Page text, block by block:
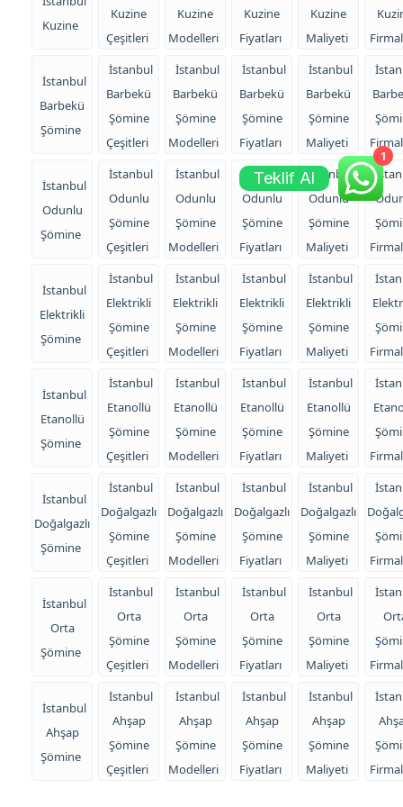
Kuzine
Kuzine
Çeşitleri
Kuzine
Modelleri
Kuzine
Fiyatları
Kuzine
Maliyeti
İstanbul
Barbekü
Şömine
İstanbul
Barbekü
Şömine
Çeşitleri
İstanbul
Barbekü
Şömine
Modelleri
İstanbul
Barbekü
Şömine
Fiyatları
İstanbul
Barbekü
Şömine
Maliyeti
İstanbul
Odunlu
Şömine
İstanbul
Odunlu
Şömine
Çeşitleri
İstanbul
Odunlu
Şömine
Modelleri
İstanbul
Odunlu
Şömine
Fiyatları
İstanbul
Odunlu
Şömine
Maliyeti
İstanbul
Elektrikli
Şömine
İstanbul
Elektrikli
Şömine
Çeşitleri
İstanbul
Elektrikli
Şömine
Modelleri
İstanbul
Elektrikli
Şömine
Fiyatları
İstanbul
Elektrikli
Şömine
Maliyeti
İstanbul
Etanollü
Şömine
İstanbul
Etanollü
Şömine
Çeşitleri
İstanbul
Etanollü
Şömine
Modelleri
İstanbul
Etanollü
Şömine
Fiyatları
İstanbul
Etanollü
Şömine
Maliyeti
İstanbul
Doğalgazlı
Şömine
İstanbul
Doğalgazlı
Şömine
Çeşitleri
İstanbul
Doğalgazlı
Şömine
Modelleri
İstanbul
Doğalgazlı
Şömine
Fiyatları
İstanbul
Doğalgazlı
Şömine
Maliyeti
İstanbul
Orta
Şömine
İstanbul
Orta
Şömine
Çeşitleri
İstanbul
Orta
Şömine
Modelleri
İstanbul
Orta
Şömine
Fiyatları
İstanbul
Orta
Şömine
Maliyeti
İstanbul
Ahşap
Şömine
İstanbul
Ahşap
Şömine
Çeşitleri
İstanbul
Ahşap
Şömine
Modelleri
İstanbul
Ahşap
Şömine
Fiyatları
İstanbul
Ahşap
Şömine
Maliyeti
1
Teklif Al